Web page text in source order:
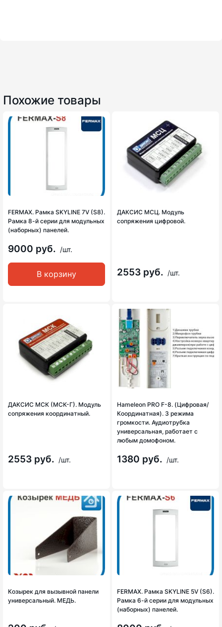
Похожие товары
FERMAX. Рамка SKYLINE 7V (S8).
Рамка 8-й серии для модульных
(наборных) панелей.
9000 руб. /шт.
В корзину
ДАКСИС МСЦ. Модуль
сопряжения цифровой.
2553 руб. /шт.
ДАКСИС МСК (МСК-Г). Модуль
сопряжения координатный.
2553 руб. /шт.
Hameleon PRO F-8. (Цифровая/
Координатная). 3 режима
громкости. Аудиотрубка
универсальная, работает с
любым домофоном.
1380 руб. /шт.
Козырек для вызывной панели
универсальный. МЕДЬ.
FERMAX. Рамка SKYLINE 5V (S6).
Рамка 6-й серии для модульных
(наборных) панелей.